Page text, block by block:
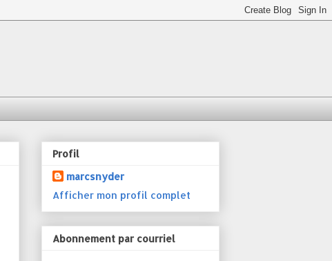
Profil
marcsnyder
Afficher mon profil complet
Abonnement par courriel